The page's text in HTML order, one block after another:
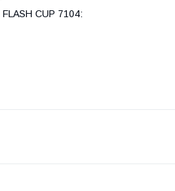
FLASH CUP 7104: